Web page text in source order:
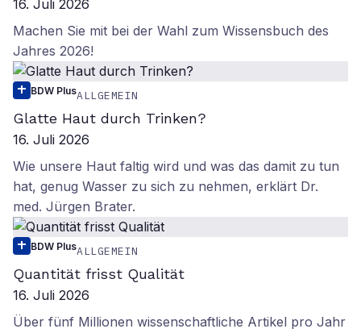
16. Juli 2026
Machen Sie mit bei der Wahl zum Wissensbuch des
Jahres 2026!
BDW PlusALLGEMEIN
Glatte Haut durch Trinken?
16. Juli 2026
Wie unsere Haut faltig wird und was das damit zu tun
hat, genug Wasser zu sich zu nehmen, erklärt Dr.
med. Jürgen Brater.
BDW PlusALLGEMEIN
Quantität frisst Qualität
16. Juli 2026
Über fünf Millionen wissenschaftliche Artikel pro Jahr